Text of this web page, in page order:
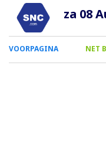
za 08
0
Smartphone
VOORPAGINA NET